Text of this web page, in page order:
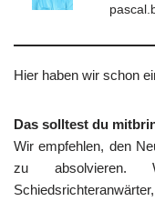
Hier haben wir schon
Das solltest du
Wir empfehlen, den
zu